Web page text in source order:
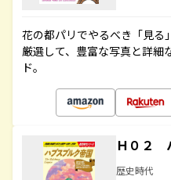
花の都パリでやるべき「見る
厳選して、豊富な写真と詳細
ド。
Ｈ０２
歴史時代